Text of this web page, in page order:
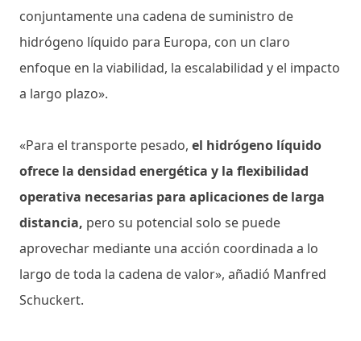
conjuntamente una cadena de suministro de
hidrógeno líquido para Europa, con un claro
enfoque en la viabilidad, la escalabilidad y el impacto
a largo plazo».
«Para el transporte pesado, el hidrógeno líquido
ofrece la densidad energética y la flexibilidad
operativa necesarias para aplicaciones de larga
distancia, pero su potencial solo se puede
aprovechar mediante una acción coordinada a lo
largo de toda la cadena de valor», añadió Manfred
Schuckert.